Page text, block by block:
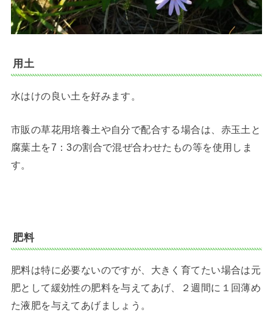
用土
水はけの良い土を好みます。
市販の草花用培養土や自分で配合する場合は、赤玉土と
腐葉土を7：3の割合で混ぜ合わせたもの等を使用しま
す。
肥料
肥料は特に必要ないのですが、大きく育てたい場合は元
肥として緩効性の肥料を与えてあげ、２週間に１回薄め
た液肥を与えてあげましょう。